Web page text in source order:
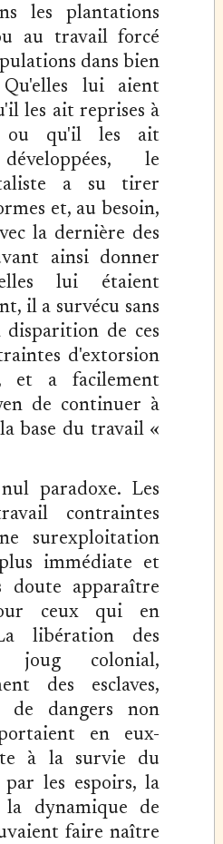
les plantations
au travail forcé
dans bien
Qu'elles lui aient
les ait reprises à
ou qu'il les ait
le
a su tirer
et, au besoin,
la dernière des
ainsi donner
lui étaient
il a survécu sans
de ces
d'extorsion
et a facilement
de continuer à
base du travail «
paradoxe. Les
contraintes
surexploitation
immédiate et
doute apparaître
ceux qui en
libération des
joug colonial,
des esclaves,
de dangers non
en eux-
à la survie du
par les espoirs, la
la dynamique de
faire naître